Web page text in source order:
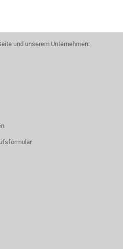
und unserem Unternehmen: